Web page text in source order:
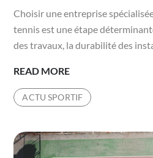
Choisir une entreprise
tennis est une étape
des travaux, la durabilité des
READ MORECOMMENT
CHOISIR
UNE
SPÉCIALISÉE
EN
ACTU SPORTIF